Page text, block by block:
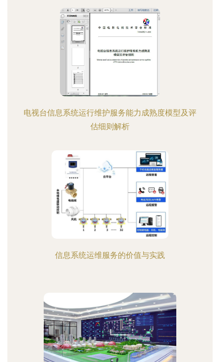
电视台信息系统运行维护服务能力成熟度模型及评
估细则解析
信息系统运维服务的价值与实践